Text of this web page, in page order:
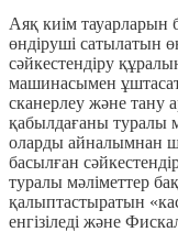
Аяқ киім тауарларын
өндіруші сатылатын
сәйкестендіру
машинасымен
сканерлеу және
қабылдағаны туралы
оларды айналымнан
басылған
туралы мәліметтер
қалыптастыратын
енгізіледі және